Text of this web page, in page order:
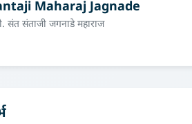
Maharaj Jagnade
संत संताजी जगनाडे महाराज